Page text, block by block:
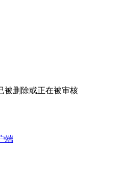
被删除或正在被审核
端